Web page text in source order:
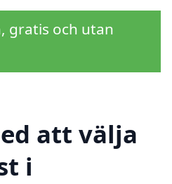
gratis och utan
att välja
i